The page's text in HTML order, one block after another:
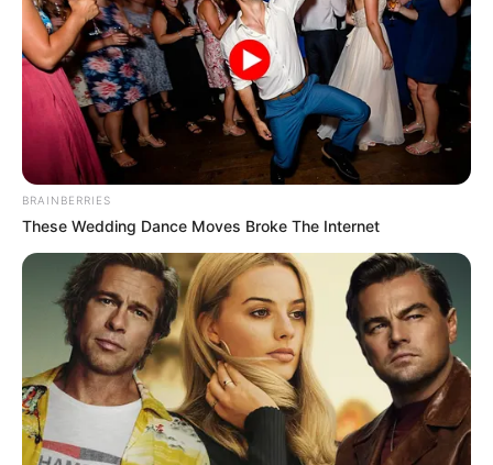
Διέρρευσε η κρίσιμη
συμφωνία ΕΕ – Pfizer
Μια σημαντική και δίκαιη
ανάλυση της ομιλίας του
Πούτιν.. Ο οποίος δεν...
ΙΡΙΔΙΖΟΝΤΕΣ ΘΩΡΑΚΕΣ ΠΟΛΕΜΙΣΤΩΝ
ΑΝΤΑΝΑΚΛΟΥΝ ΤΟ ΦΩΣ ΣΤΟ ΣΤΕΡΕΩΜΑ
ΚΑΙ ΣΦΡΑΓΙΖΟΥΝ ΤΗΝ ΝΥΧΤΑ.
BRAINBERRIES
These Wedding Dance Moves Broke The Internet